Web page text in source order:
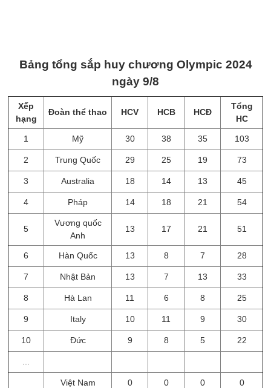
Bảng tổng sắp huy chương Olympic 2024
ngày 9/8
Xếp
hạng
Đoàn thể thao HCV HCB HCĐ
Tổng
HC
1 Mỹ 30 38 35 103
2 Trung Quốc 29 25 19 73
3 Australia 18 14 13 45
4 Pháp 14 18 21 54
5
Vương quốc
Anh
13 17 21 51
6 Hàn Quốc 13 8 7 28
7 Nhật Bản 13 7 13 33
8 Hà Lan 11 6 8 25
9 Italy 10 11 9 30
10 Đức 9 8 5 22
Việt Nam 0 0 0 0